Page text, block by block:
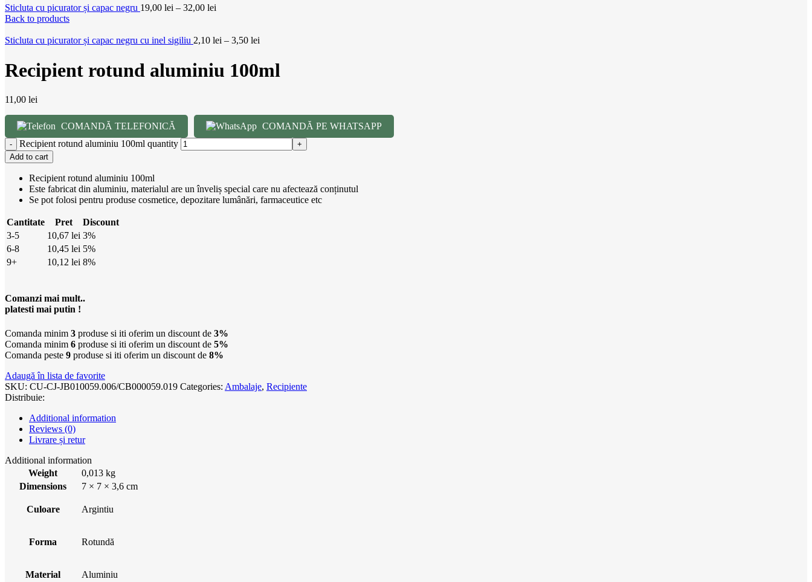
Sticluta cu picurator și capac negru 19,00 lei – 32,00 lei
Back to products
Sticluta cu picurator și capac negru cu inel sigiliu 2,10 lei – 3,50 lei
Recipient rotund aluminiu 100ml
11,00 lei
COMANDĂ TELEFONICĂ
COMANDĂ PE WHATSAPP
Recipient rotund aluminiu 100ml quantity
Add to cart
Recipient rotund aluminiu 100ml
Este fabricat din aluminiu, materialul are un înveliș special care nu afectează conținutul
Se pot folosi pentru produse cosmetice, depozitare lumânări, farmaceutice etc
Cantitate Pret
Discount
3-5
10,67 lei 3%
6-8
10,45 lei 5%
9+
10,12 lei 8%
Comanzi mai mult..
platesti mai putin !
Comanda minim 3 produse si iti oferim un discount de 3%
Comanda minim 6 produse si iti oferim un discount de 5%
Comanda peste 9 produse si iti oferim un discount de 8%
Adaugă în lista de favorite
SKU: CU-CJ-JB010059.006/CB000059.019 Categories: Ambalaje, Recipiente
Distribuie:
Additional information
Reviews (0)
Livrare și retur
Additional information
Weight
0,013 kg
Dimensions
7 × 7 × 3,6 cm
Culoare Argintiu
Forma Rotundă
Material Aluminiu